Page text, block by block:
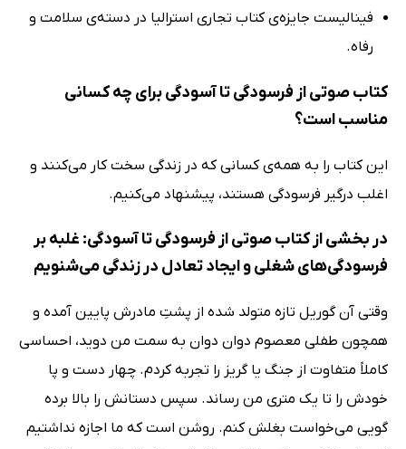
فینالیست جایزه‌ی کتاب تجاری استرالیا در دسته‌ی سلامت و
رفاه.
کتاب صوتی از فرسودگی تا آسودگی برای چه کسانی
مناسب است؟
این کتاب را به همه‌ی کسانی که در زندگی سخت کار می‌کنند و
اغلب درگیر فرسودگی هستند، پیشنهاد می‌کنیم.
در بخشی از کتاب صوتی از فرسودگی تا آسودگی: غلبه بر
فرسودگی‌های شغلی و ایجاد تعادل در زندگی می‌شنویم
وقتی آن گوریل تازه متولد شده از پشتِ مادرش پایین آمده و
همچون طفلی معصوم دوان دوان به سمت من دوید، احساسی
کاملاً متفاوت از جنگ یا گریز را تجربه کردم. چهار دست و پا
خودش را تا یک متری من رساند. سپس دستانش را بالا برده
گویی می‌خواست بغلش کنم. روشن است که ما اجازه نداشتیم